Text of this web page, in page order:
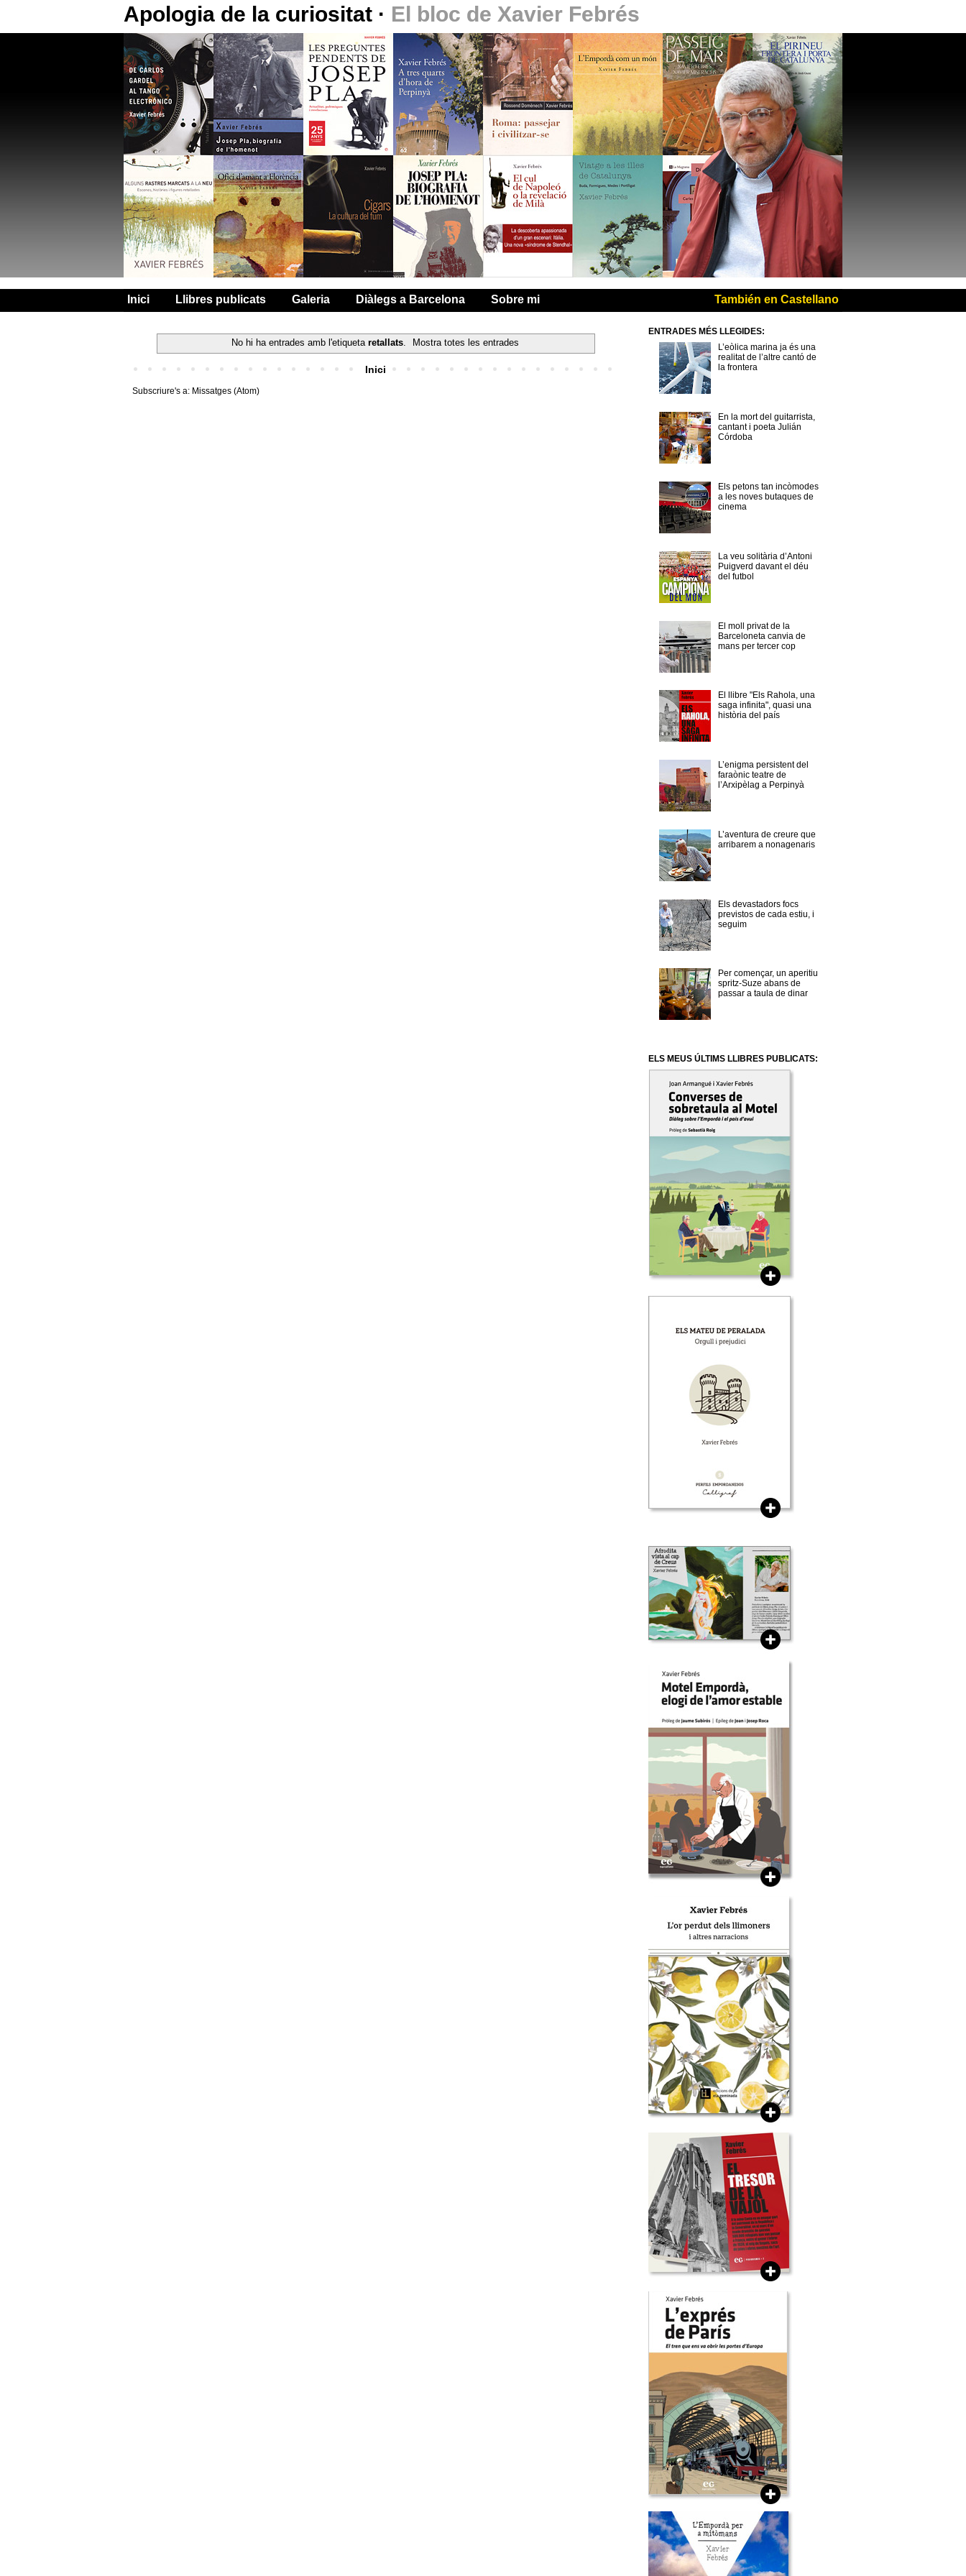
Apologia de la curiositat · El bloc de Xavier Febrés
Inici Llibres publicats Galeria Diàlegs a Barcelona Sobre mi También en Castellano
No hi ha entrades amb l'etiqueta retallats. Mostra totes les entrades
Inici
Subscriure's a: Missatges (Atom)
ENTRADES MÉS LLEGIDES:
L’eòlica marina ja és una
realitat de l’altre cantó de
la frontera
En la mort del guitarrista,
cantant i poeta Julián
Córdoba
Els petons tan incòmodes
a les noves butaques de
cinema
La veu solitària d’Antoni
Puigverd davant el déu
del futbol
El moll privat de la
Barceloneta canvia de
mans per tercer cop
El llibre "Els Rahola, una
saga infinita", quasi una
història del país
L’enigma persistent del
faraònic teatre de
l’Arxipèlag a Perpinyà
L’aventura de creure que
arribarem a nonagenaris
Els devastadors focs
previstos de cada estiu, i
seguim
Per començar, un aperitiu
spritz-Suze abans de
passar a taula de dinar
ELS MEUS ÚLTIMS LLIBRES PUBLICATS: